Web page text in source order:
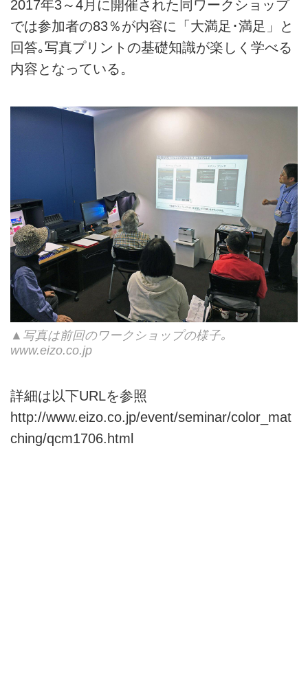
2017年3～4月に開催された同ワークショップ
では参加者の83％が内容に「大満足･満足」と
回答｡写真プリントの基礎知識が楽しく学べる
内容となっている。
▲写真は前回のワークショップの様子｡
www.eizo.co.jp
詳細は以下URLを参照
http://www.eizo.co.jp/event/seminar/color_mat
ching/qcm1706.html